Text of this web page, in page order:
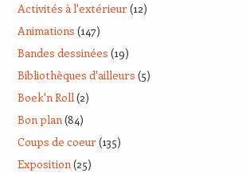
Activités à l'extérieur(12)
Animations (147)
Bandes dessinées (19)
Bibliothèques d'ailleurs (5)
Boek'n Roll(2)
Bon plan(84)
Coups de coeur(135)
Exposition(25)